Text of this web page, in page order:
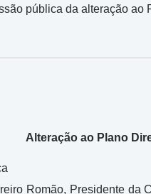
pública da alteração
Alteração ao Plano
Romão, Presidente da